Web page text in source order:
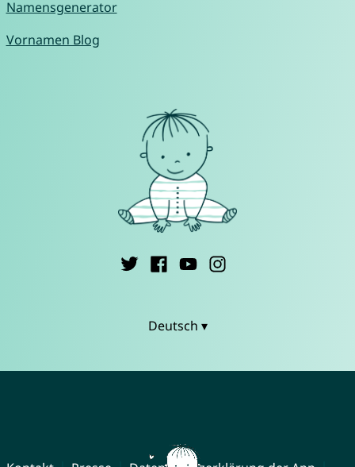
Namensgenerator
Vornamen Blog
Deutsch ▾